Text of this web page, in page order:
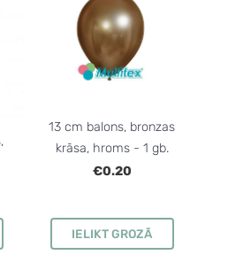
13 cm balons, bronzas
krāsa, hroms - 1 gb.
€0.20
IELIKT GROZĀ